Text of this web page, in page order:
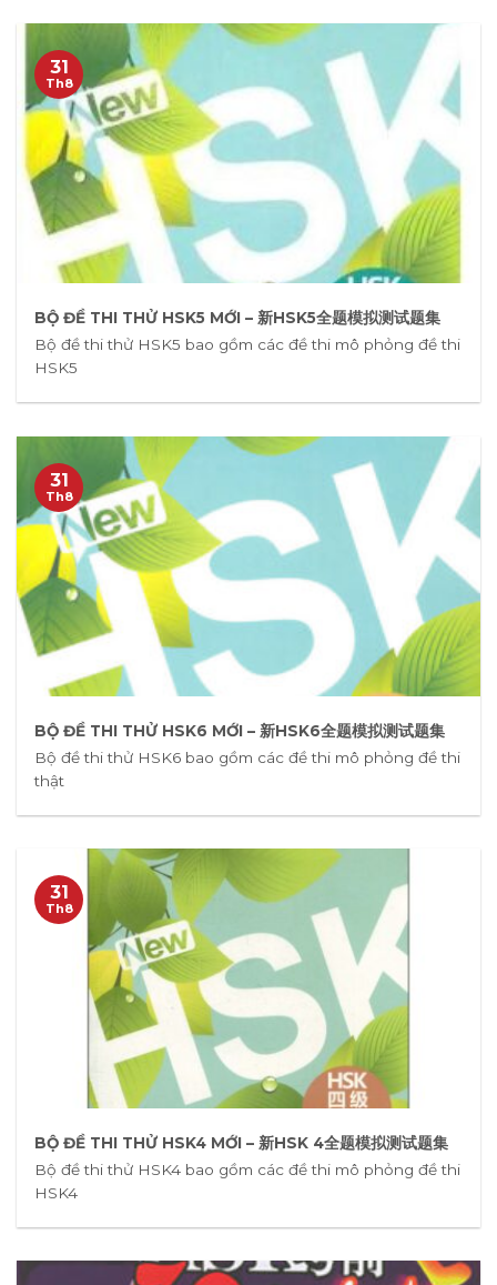
BỘ ĐỀ THI THỬ HSK5 MỚI – 新HSK5全题模拟测试题集
Bộ đề thi thử HSK5 bao gồm các đề thi mô phỏng đề thi
HSK5
31
Th8
BỘ ĐỀ THI THỬ HSK6 MỚI – 新HSK6全题模拟测试题集
Bộ đề thi thử HSK6 bao gồm các đề thi mô phỏng đề thi
thật
31
Th8
BỘ ĐỀ THI THỬ HSK4 MỚI – 新HSK 4全题模拟测试题集
Bộ đề thi thử HSK4 bao gồm các đề thi mô phỏng đề thi
HSK4
31
Th8